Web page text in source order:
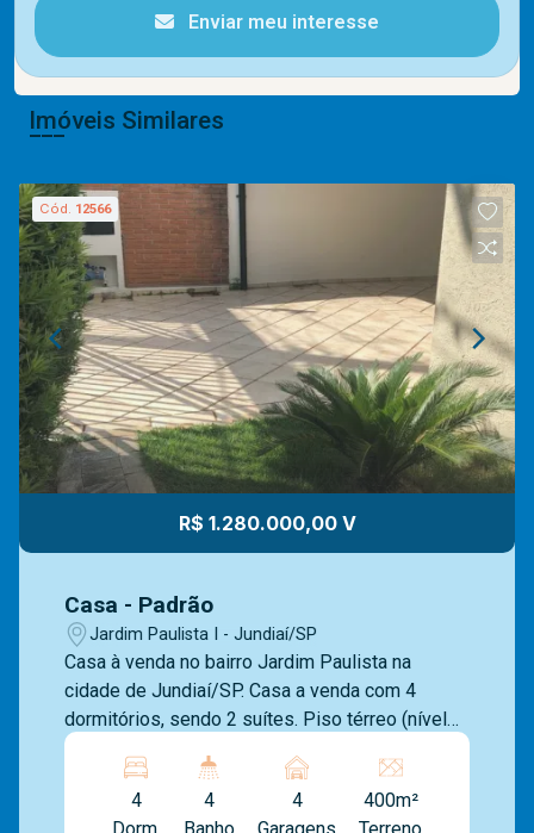
Enviar meu interesse
Imóveis Similares
Cód. 12566
R$ 1.280.000,00 V
Casa - Padrão
Jardim Paulista I - Jundiaí/SP
Casa à venda no bairro Jardim Paulista na
cidade de Jundiaí/SP. Casa a venda com 4
dormitórios, sendo 2 suítes. Piso térreo (nível
da Rua) com sala de Jantar, lavabo, sala de estar
com desnível de 2 degraus, com sacada,
mezanino, ampla copa/cozinha repleta de
4
4
4
400m²